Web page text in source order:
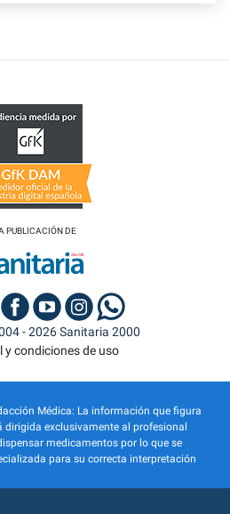
PUBLICACIÓN DE
- 2026 Sanitaria 2000
y condiciones de uso
Médica: La información que figura
dirigida exclusivamente al profesional
medicamentos por lo que se
para su correcta interpretación